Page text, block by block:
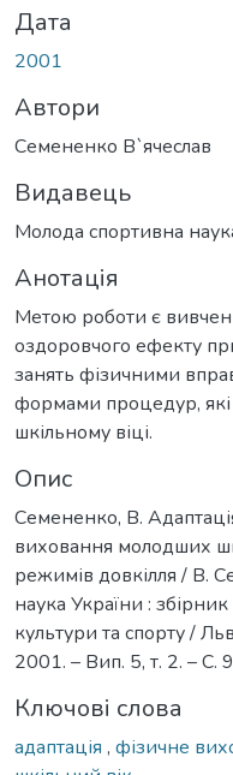
Дата
2001
Автори
Семененко В`ячеслав
Видавець
Молода спортивна
Анотація
Метою роботи є
оздоровчого ефекту
занять фізичними
формами процедур,
шкільному віці.
Опис
Семененко, В.
виховання молодших
режимів довкілля / В.
наука України : збірник
культури та спорту /
2001. – Вип. 5, т. 2. – С.
Ключові слова
адаптація , фізичне